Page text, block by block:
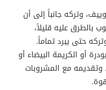
وتركه جانباً إلى أن
بالطرق عليه قليلاً،
حتى يبرد تماماً.
أو الكريمة البيضاء أو
وتقديمه مع المشروبات